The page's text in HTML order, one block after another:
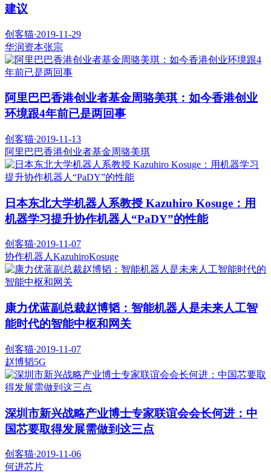
建议
创客猫·2019-11-29
华润资本张宗
阿里巴巴香港创业者基金周骆美琪：如今香港创业
环境跟4年前已是两回事
创客猫·2019-11-13
阿里巴巴香港创业者基金周骆美琪
日本东北大学机器人系教授 Kazuhiro Kosuge：用
机器学习提升协作机器人“PaDY”的性能
创客猫·2019-11-07
协作机器人 KazuhiroKosuge
康力优蓝副总裁赵博韬：智能机器人是未来人工智
能时代的智能中枢和网关
创客猫·2019-11-07
赵博韬5G
深圳市新兴战略产业博士专家联谊会会长何进：中
国芯要取得发展需做到这三点
创客猫·2019-11-06
何进芯片